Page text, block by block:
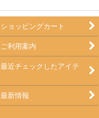
ショッピングカート
ご利用案内
最近チェックしたアイテ
最新情報